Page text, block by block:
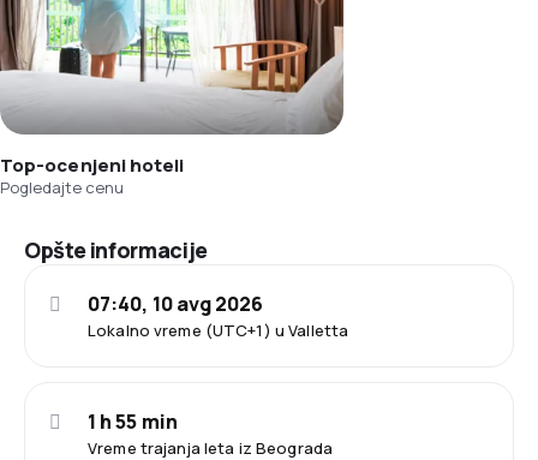
Top-ocenjeni hoteli
Pogledajte cenu
Opšte informacije
Lokalno vreme (UTC+1) u Valletta
07:40, 10 avg 2026
Vreme trajanja leta iz Beograda
1 h 55 min